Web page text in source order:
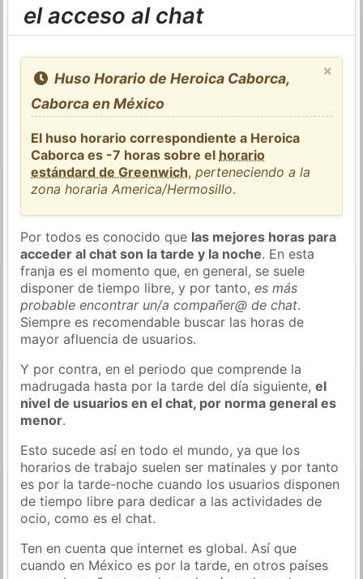
el acceso al chat
×
Huso Horario de Heroica Caborca,
Caborca en México
El huso horario correspondiente a Heroica
Caborca es -7 horas sobre el horario
estándard de Greenwich,perteneciendo a la
zona horaria America/Hermosillo.
Por todos es conocido que las mejores horas para
acceder al chat son la tarde y la noche. En esta
franja es el momento que, en general, se suele
disponer de tiempo libre, y por tanto,es más
probable encontrar un/a compañer@ de chat.
Siempre es recomendable buscar las horas de
mayor afluencia de usuarios.
Y por contra, en el periodo que comprende la
madrugada hasta por la tarde del día siguiente,el
nivel de usuarios en el chat, por norma general es
menor.
Esto sucede así en todo el mundo, ya que los
horarios de trabajo suelen ser matinales y por tanto
es por la tarde-noche cuando los usuarios disponen
de tiempo libre para dedicar a las actividades de
ocio, como es el chat.
Ten en cuenta que internet es global. Así que
cuando en México es por la tarde, en otros países